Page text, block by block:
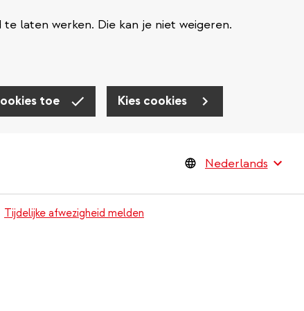
laten werken. Die kan je niet weigeren.
toe Kies cookies
Tijdelijke afwezigheid melden